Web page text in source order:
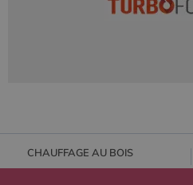
CHAUFFAGE AU BOIS